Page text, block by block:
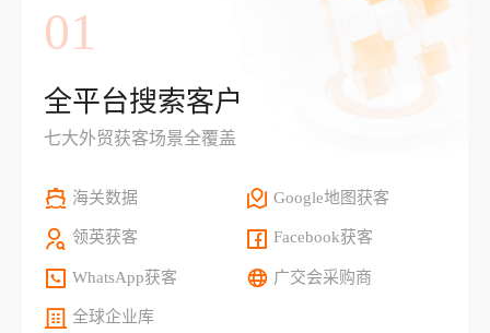
01
全平台搜索客户
七大外贸获客场景全覆盖
海关数据 Google地图获客
领英获客 Facebook获客
WhatsApp获客 广交会采购商
全球企业库